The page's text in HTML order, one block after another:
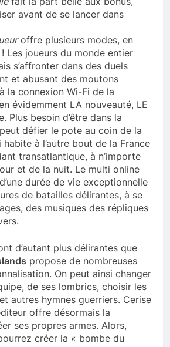
avant de se lancer dans
offre plusieurs modes, en
Les joueurs du monde entier
s’affronter dans des duels
et abusant des moutons
la connexion Wi-Fi de la
évidemment LA nouveauté, LE
Plus besoin d’être dans la
défier le pote au coin de la
à l’autre bout de la France
transatlantique, à n’importe
et de la nuit. Le multi online
durée de vie exceptionnelle
de batailles délirantes, à se
des musiques des répliques
d’autant plus délirantes que
propose de nombreuses
On peut ainsi changer
de ses lombrics, choisir les
autres hymnes guerriers. Cerise
offre désormais la
ses propres armes. Alors,
créer la « bombe du